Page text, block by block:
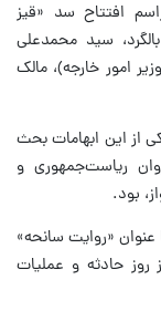
افتتاح سد «قیز
سید محمدعلی
امور خارجه)، مالک
از این ابهامات بحث
ریاست‌جمهوری و
بود.
«روایت سانحه»
حادثه و عملیات